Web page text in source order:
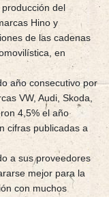
del
Hino y
de las cadenas
en
año consecutivo por
VW, Audi, Skoda,
4,5% el año
cifras publicadas a
a sus proveedores
mejor para la
con muchos